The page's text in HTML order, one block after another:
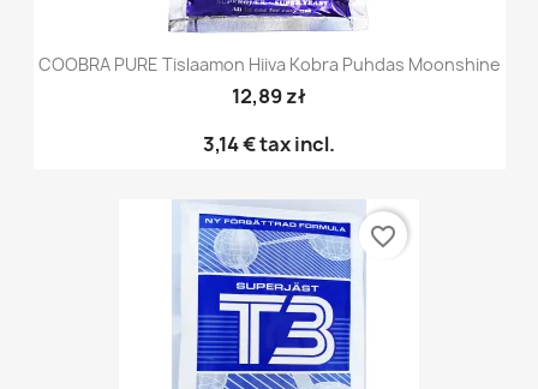
COOBRA PURE Tislaamon Hiiva Kobra Puhdas Moonshine
12,89 zł
3,14 €tax incl.
favorite_border